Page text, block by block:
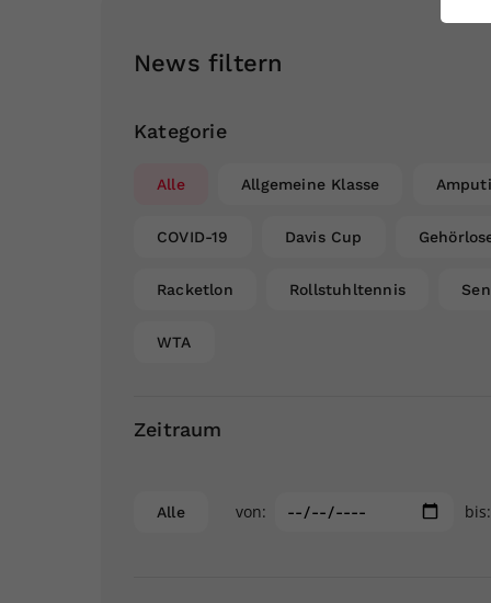
News filtern
Kategorie
Alle Allgemeine Klasse
COVID-19 Davis Cup
Racketlon Rollstuhltennis
WTA
Zeitraum
Alle von: bis: